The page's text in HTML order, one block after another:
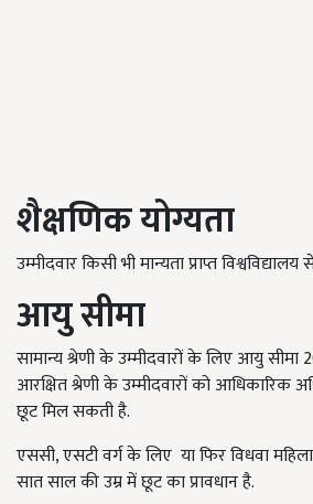
शैक्षणिक योग्यता
उम्मीदवार किसी भी मान्यता प्राप्त
आयु सीमा
सामान्य श्रेणी के उम्मीदवारों के लिए आयु सीमा
आरक्षित श्रेणी के उम्मीदवारों को आधिकारिक
छूट मिल सकती है.
एससी, एसटी वर्ग के लिए या फिर विधवा
सात साल की उम्र में छूट का प्रावधान है.